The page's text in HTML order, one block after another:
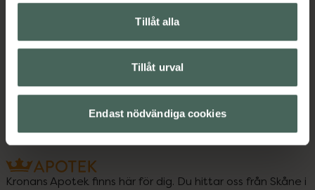
Tillåt alla
Tillåt urval
Endast nödvändiga cookies
French Beauty
Hudvård
Kronans Apotek finns här för dig. Du hittar oss från Skåne i